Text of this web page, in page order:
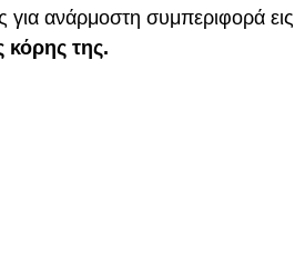
ανάρμοστη συμπεριφορά εις
κόρης της.